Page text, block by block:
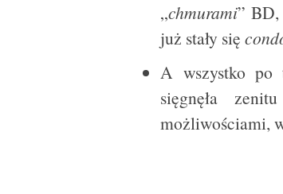
„chmurami”
już stały się
A wszystko po
sięgnęła
możliwościami,